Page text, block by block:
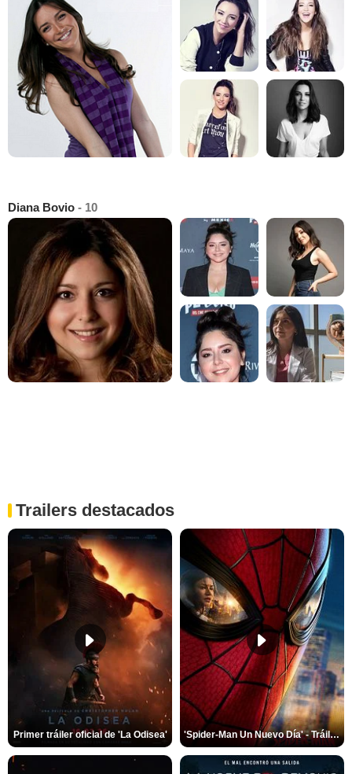
Diana Bovio - 10
Trailers destacados
Primer tráiler oficial de 'La Odisea' 'Spider-Man Un Nuevo Día' - Tráiler oficial subtitulado